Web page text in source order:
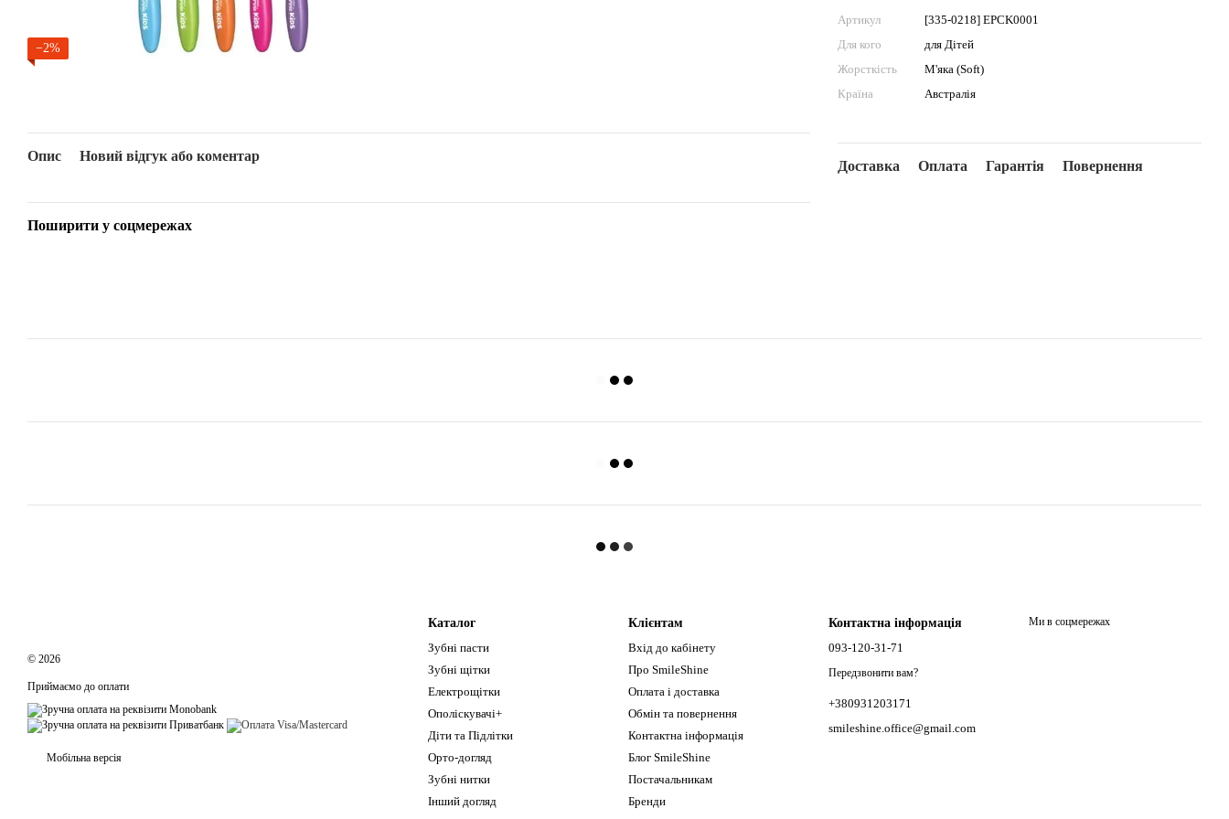
−2%
Артикул
[335-0218] EPCK0001
Для кого
для Дітей
Жорсткість
М'яка (Soft)
Країна
Австралія
Доставка Оплата Гарантія Повернення
Опис Новий відгук або коментар
Поширити у соцмережах
© 2026
Приймаємо до оплати
Мобільна версія
Каталог
Зубні пасти
Зубні щітки
Електрощітки
Ополіскувачі+
Діти та Підлітки
Орто-догляд
Зубні нитки
Інший догляд
Клієнтам
Вхід до кабінету
Про SmileShine
Оплата і доставка
Обмін та повернення
Контактна інформація
Блог SmileShine
Постачальникам
Бренди
Контактна інформація
093-120-31-71
Передзвонити вам?
+380931203171
smileshine.office@gmail.com
Ми в соцмережах